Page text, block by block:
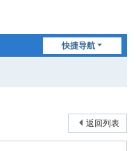
快捷导航
返回列表